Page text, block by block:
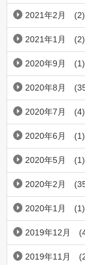
2021年2月 (2)
2021年1月 (2)
2020年9月 (1)
2020年8月
2020年7月 (4)
2020年6月 (1)
2020年5月 (1)
2020年2月
2020年1月 (1)
2019年12月
2019年11月